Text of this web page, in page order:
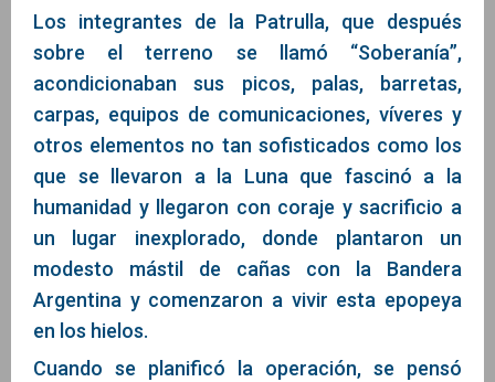
Los integrantes de la Patrulla, que después
sobre el terreno se llamó “Soberanía”,
acondicionaban sus picos, palas, barretas,
carpas, equipos de comunicaciones, víveres y
otros elementos no tan sofisticados como los
que se llevaron a la Luna que fascinó a la
humanidad y llegaron con coraje y sacrificio a
un lugar inexplorado, donde plantaron un
modesto mástil de cañas con la Bandera
Argentina y comenzaron a vivir esta epopeya
en los hielos.
Cuando se planificó la operación, se pensó